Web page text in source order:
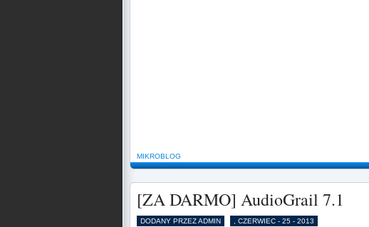
MIKROBLOG
[ZA DARMO] AudioGrail 7.1
DODANY PRZEZ ADMIN , CZERWIEC - 25 - 2013